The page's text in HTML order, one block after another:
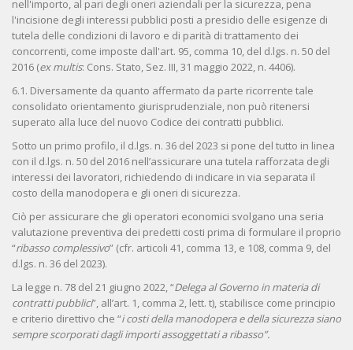
nell'importo, al pari degli oneri aziendali per la sicurezza, pena
l'incisione degli interessi pubblici posti a presidio delle esigenze di
tutela delle condizioni di lavoro e di parità di trattamento dei
concorrenti, come imposte dall'art. 95, comma 10, del d.lgs. n. 50 del
2016 (ex multis: Cons. Stato, Sez. III, 31 maggio 2022, n. 4406).
6.1. Diversamente da quanto affermato da parte ricorrente tale
consolidato orientamento giurisprudenziale, non può ritenersi
superato alla luce del nuovo Codice dei contratti pubblici.
Sotto un primo profilo, il d.lgs. n. 36 del 2023 si pone del tutto in linea
con il d.lgs. n. 50 del 2016 nell’assicurare una tutela rafforzata degli
interessi dei lavoratori, richiedendo di indicare in via separata il
costo della manodopera e gli oneri di sicurezza.
Ciò per assicurare che gli operatori economici svolgano una seria
valutazione preventiva dei predetti costi prima di formulare il proprio
“ribasso complessivo” (cfr. articoli 41, comma 13, e 108, comma 9, del
d.lgs. n. 36 del 2023).
La legge n. 78 del 21 giugno 2022, “Delega al Governo in materia di
contratti pubblici”, all’art. 1, comma 2, lett. t), stabilisce come principio
e criterio direttivo che “i costi della manodopera e della sicurezza siano
sempre scorporati dagli importi assoggettati a ribasso”.